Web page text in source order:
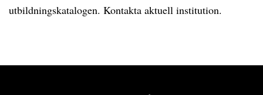
utbildningskatalogen. Kontakta aktuell institution.